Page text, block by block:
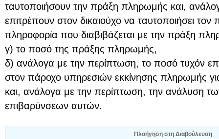
ταυτοποιήσουν την πράξη πληρωμής και,
επιτρέπουν στον δικαιούχο να ταυτοποιήσει
πληροφορία που διαβιβάζεται με την πράξη
γ) το ποσό της πράξης πληρωμής,
δ) ανάλογα με την περίπτωση, το ποσό τυχόν
στον πάροχο υπηρεσιών εκκίνησης πληρωμής
και, ανάλογα με την περίπτωση, την ανάλυση
επιβαρύνσεων αυτών.
Πλοήγηση στη Διαβούλευση